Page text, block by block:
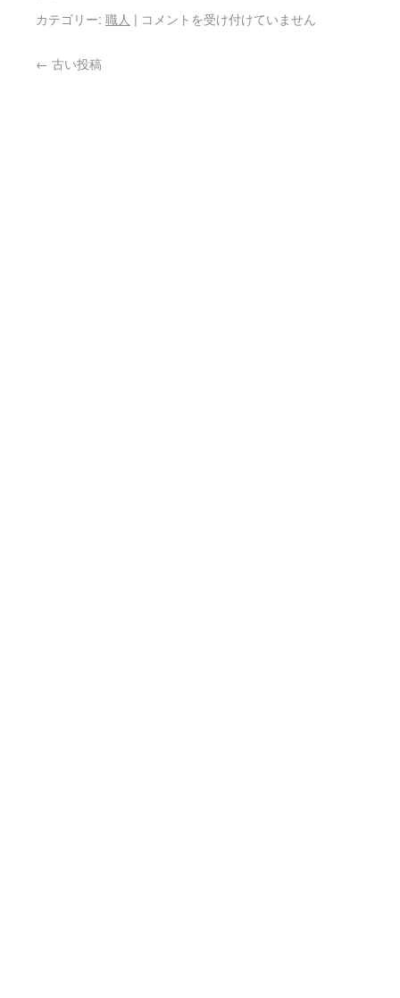
カテゴリー: 職人 | コメントを受け付けていません
← 古い投稿